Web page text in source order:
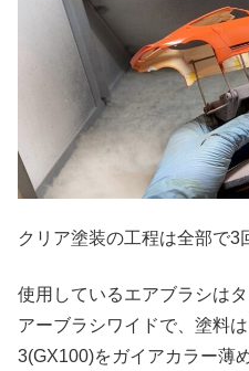
クリア塗装の工程は全部で3
使用しているエアブラシは
アーブラシワイドで、塗料
3(GX100)をガイアカラー薄